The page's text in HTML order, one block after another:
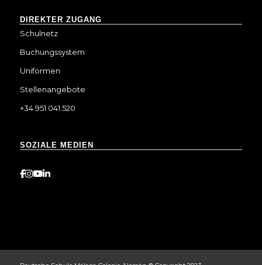
DIREKTER ZUGANG
Schulnetz
Buchungssystem
Uniformen
Stellenangebote
+34 951 041 520
SOZIALE MEDIEN